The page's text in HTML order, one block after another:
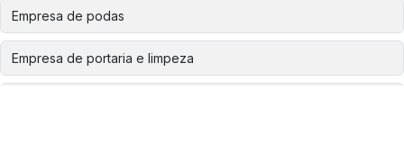
Empresa de podas
Empresa de portaria e limpeza